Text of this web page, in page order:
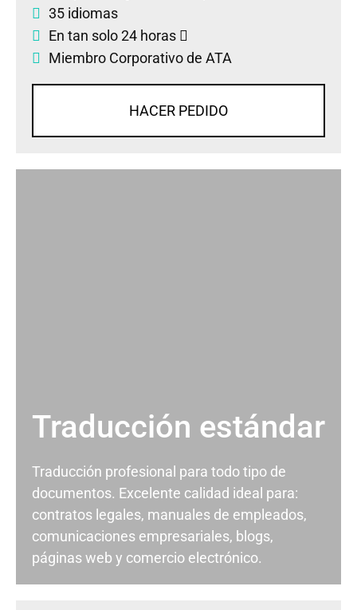
35 idiomas
En tan solo 24 horas
Miembro Corporativo de ATA
HACER PEDIDO
Traducción estándar
Traducción profesional para todo tipo de
documentos. Excelente calidad ideal para:
contratos legales, manuales de empleados,
comunicaciones empresariales, blogs,
páginas web y comercio electrónico.